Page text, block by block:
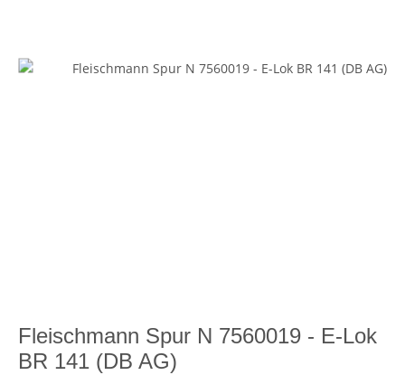
Fleischmann Spur N 7560019 - E-Lok
BR 141 (DB AG)